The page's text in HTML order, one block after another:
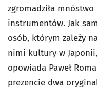
zgromadziła
instrumentów. Jak
osób, którym zależy
nimi kultury w
opowiada Paweł
prezencie dwa